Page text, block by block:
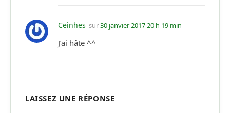
Ceinhes sur30 janvier 2017 20 h 19 min
J’ai hâte ^^
LAISSEZ UNE RÉPONSE